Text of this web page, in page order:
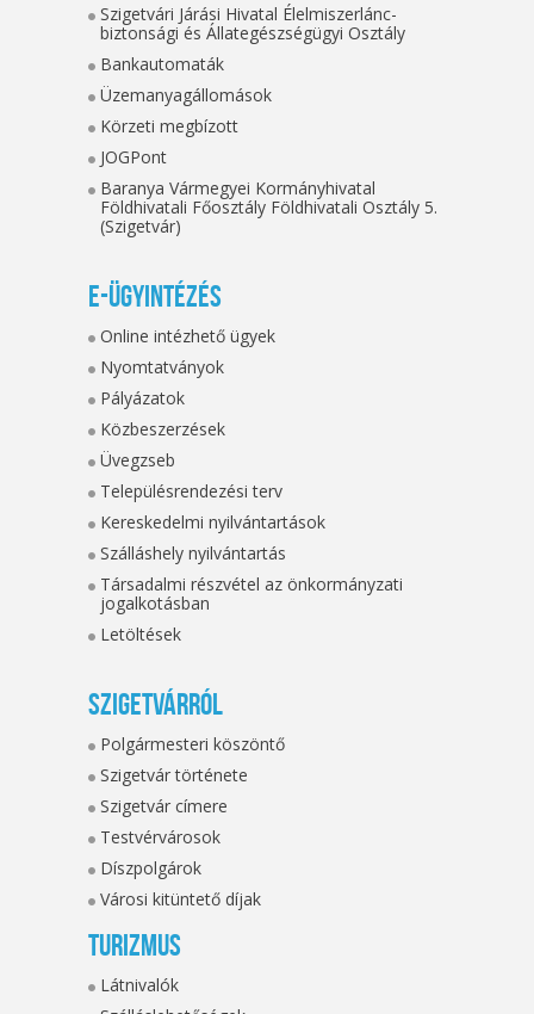
Szigetvári Járási Hivatal Élelmiszerlánc-
biztonsági és Állategészségügyi Osztály
Bankautomaták
Üzemanyagállomások
Körzeti megbízott
JOGPont
Baranya Vármegyei Kormányhivatal
Földhivatali Főosztály Földhivatali Osztály 5.
(Szigetvár)
E-ügyintézés
Online intézhető ügyek
Nyomtatványok
Pályázatok
Közbeszerzések
Üvegzseb
Településrendezési terv
Kereskedelmi nyilvántartások
Szálláshely nyilvántartás
Társadalmi részvétel az önkormányzati
jogalkotásban
Letöltések
Szigetvárról
Polgármesteri köszöntő
Szigetvár története
Szigetvár címere
Testvérvárosok
Díszpolgárok
Városi kitüntető díjak
Turizmus
Látnivalók